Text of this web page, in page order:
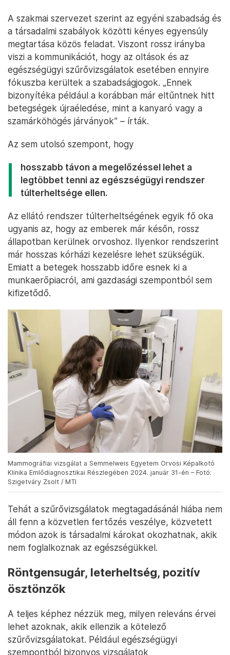
A szakmai szervezet szerint az egyéni szabadság és
a társadalmi szabályok közötti kényes egyensúly
megtartása közös feladat. Viszont rossz irányba
viszi a kommunikációt, hogy az oltások és az
egészségügyi szűrővizsgálatok esetében ennyire
fókuszba kerültek a szabadságjogok. „Ennek
bizonyítéka például a korábban már eltűntnek hitt
betegségek újraéledése, mint a kanyaró vagy a
szamárköhögés járványok” – írták.
Az sem utolsó szempont, hogy
hosszabb távon a megelőzéssel lehet a
legtöbbet tenni az egészségügyi rendszer
túlterheltsége ellen.
Az ellátó rendszer túlterheltségének egyik fő oka
ugyanis az, hogy az emberek már későn, rossz
állapotban kerülnek orvoshoz. Ilyenkor rendszerint
már hosszas kórházi kezelésre lehet szükségük.
Emiatt a betegek hosszabb időre esnek ki a
munkaerőpiacról, ami gazdasági szempontból sem
kifizetődő.
Mammográfiai vizsgálat a Semmelweis Egyetem Orvosi Képalkotó
Klinika Emlődiagnosztikai Részlegében 2024. január 31-én – Fotó:
Szigetváry Zsolt / MTI
Tehát a szűrővizsgálatok megtagadásánál hiába nem
áll fenn a közvetlen fertőzés veszélye, közvetett
módon azok is társadalmi károkat okozhatnak, akik
nem foglalkoznak az egészségükkel.
Röntgensugár, leterheltség, pozitív
ösztönzők
A teljes képhez nézzük meg, milyen releváns érvei
lehet azoknak, akik ellenzik a kötelező
szűrővizsgálatokat. Például egészségügyi
szempontból bizonyos vizsgálatok